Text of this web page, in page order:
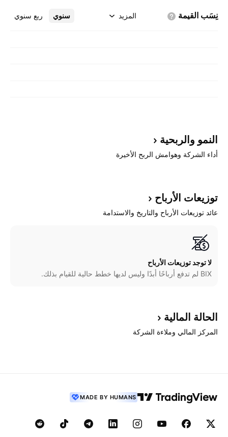
نِسَب القيمة سنوي ربع سنوي المزيد
النمو والربحية
أداء الشركة وهوامش الربح الأخيرة
توزيعات الأرباح
عائد توزيعات الأرباح والتاريخ والاستدامة
لا توجد توزيعات الأرباح
BIX لم تدفع أرباحًا أبدًا وليس لديها خطط حالية للقيام بذلك.
الحالة المالية
المركز المالي وملاءة الشركة
MADE BY HUMANS